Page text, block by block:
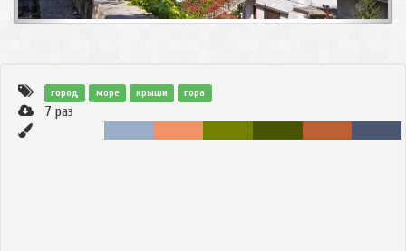
город море крыши гора
7 раз